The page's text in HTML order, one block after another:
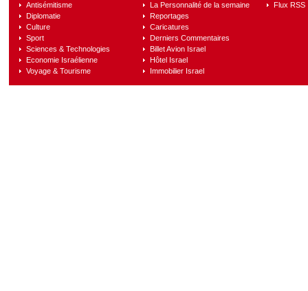
Antisémitisme
Diplomatie
Culture
Sport
Sciences & Technologies
Economie Israélienne
Voyage & Tourisme
La Personnalité de la semaine
Reportages
Caricatures
Derniers Commentaires
Billet Avion Israel
Hôtel Israel
Immobilier Israel
Flux RSS